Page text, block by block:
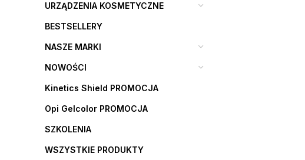
URZĄDZENIA KOSMETYCZNE
BESTSELLERY
NASZE MARKI
NOWOŚCI
Kinetics Shield PROMOCJA
Opi Gelcolor PROMOCJA
SZKOLENIA
WSZYSTKIE PRODUKTY